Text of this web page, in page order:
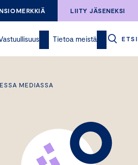
LIITY JÄSENEKSI
Tietoa meistä ETSI
MEDIASSA